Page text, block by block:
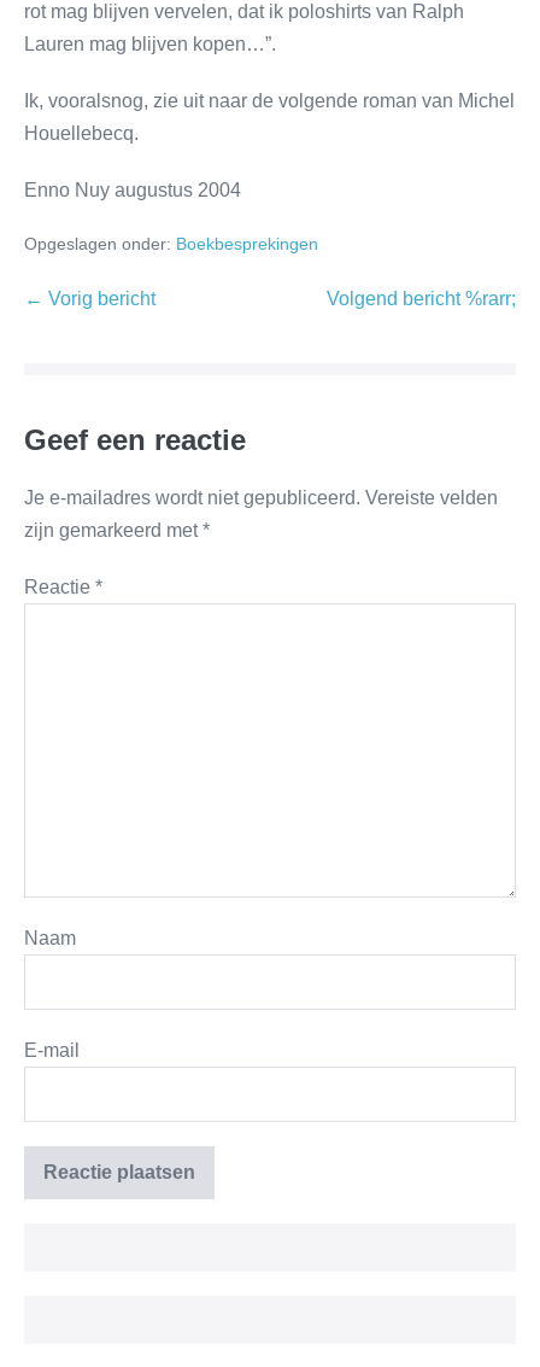
rot mag blijven vervelen, dat ik poloshirts van Ralph
Lauren mag blijven kopen…”.
Ik, vooralsnog, zie uit naar de volgende roman van Michel
Houellebecq.
Enno Nuy augustus 2004
Opgeslagen onder: Boekbesprekingen
← Vorig bericht Volgend bericht %rarr;
Geef een reactie
Je e-mailadres wordt niet gepubliceerd. Vereiste velden
zijn gemarkeerd met*
Reactie *
Naam
E-mail